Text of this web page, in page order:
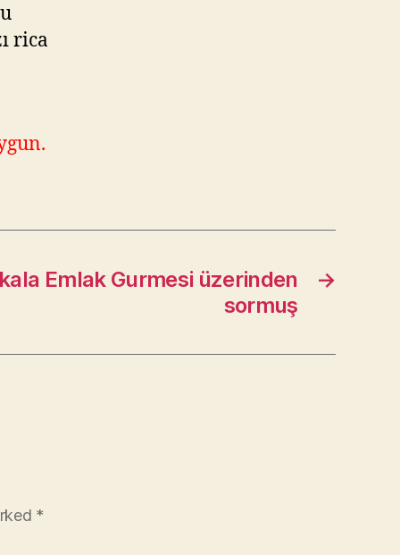
rica
→
Emlak Gurmesi üzerinden
sormuş
*